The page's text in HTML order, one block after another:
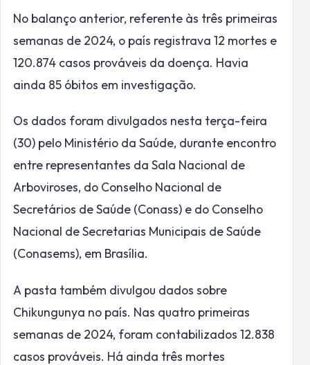
No balanço anterior, referente às três primeiras
semanas de 2024, o país registrava 12 mortes e
120.874 casos prováveis da doença. Havia
ainda 85 óbitos em investigação.
Os dados foram divulgados nesta terça-feira
(30) pelo Ministério da Saúde, durante encontro
entre representantes da Sala Nacional de
Arboviroses, do Conselho Nacional de
Secretários de Saúde (Conass) e do Conselho
Nacional de Secretarias Municipais de Saúde
(Conasems), em Brasília.
A pasta também divulgou dados sobre
Chikungunya no país. Nas quatro primeiras
semanas de 2024, foram contabilizados 12.838
casos prováveis. Há ainda três mortes